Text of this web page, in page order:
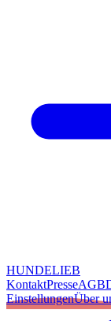
HUNDELIEB
KontaktPresseAGB
EinstellungenÜber